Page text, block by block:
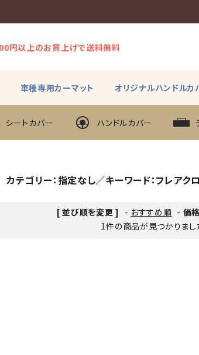
円以上のお買上げで送料無料
車種専用カーマット オリジナルハンドルカ
シートカバー ハンドルカバー
カテゴリー：指定なし／キーワード：フレア
[ 並び順を変更 ] - おすすめ順 - 価
1件の商品が見つかりまし